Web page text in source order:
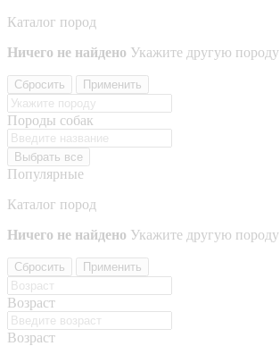
Каталог пород
Ничего не найдено Укажите другую породу
Сбросить Применить
Породы собак
Выбрать все
Популярные
Каталог пород
Ничего не найдено Укажите другую породу
Сбросить Применить
Возраст
Возраст